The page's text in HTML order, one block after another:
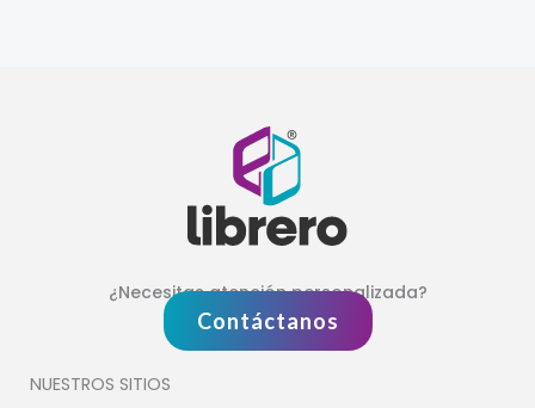
¿Necesitas atención personalizada?
Contáctanos
NUESTROS SITIOS